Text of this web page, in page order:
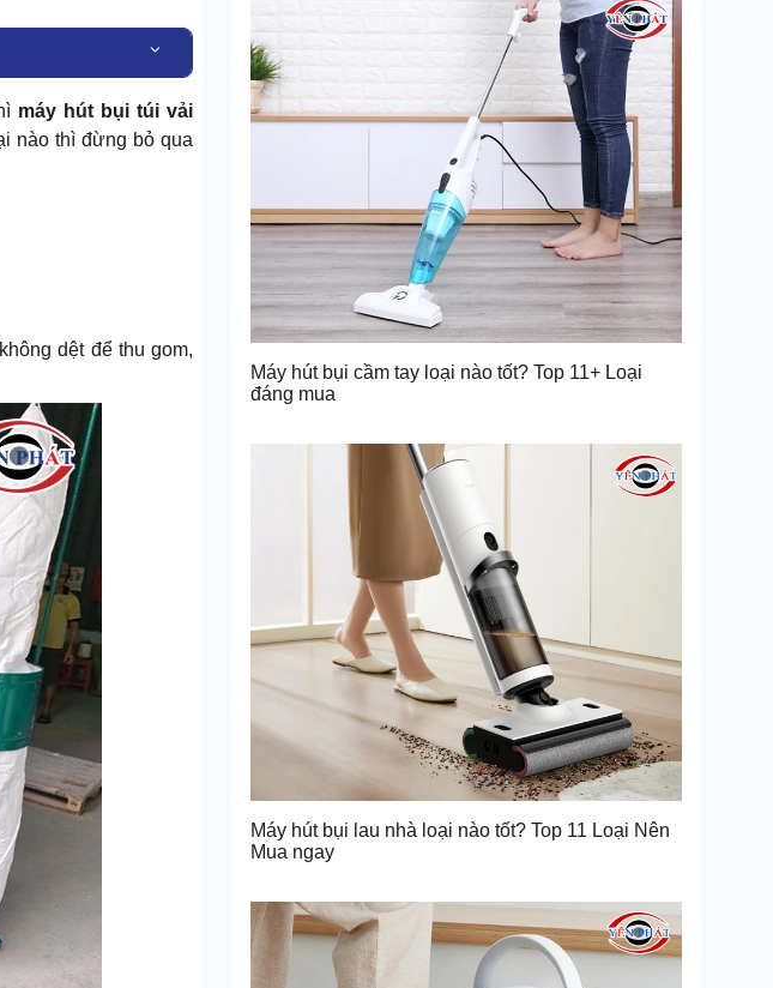
máy hút bụi túi vải
nào thì đừng bỏ qua
dệt để thu gom,
Máy hút bụi cầm tay loại nào tốt? Top 11+ Loại
đáng mua
Máy hút bụi lau nhà loại nào tốt? Top 11 Loại Nên
Mua ngay